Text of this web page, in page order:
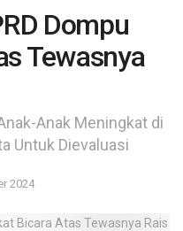
Dompu
Tewasnya
Anak Meningkat di
Untuk Dievaluasi
2024